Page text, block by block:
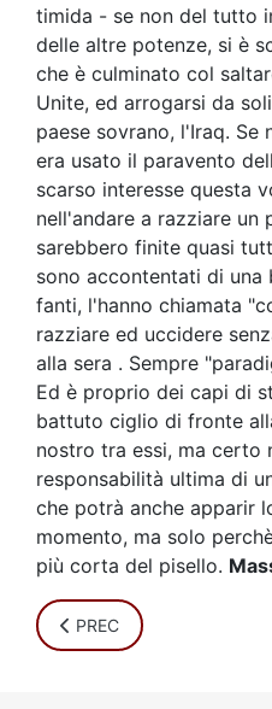
timida - se non del tutto
delle altre potenze, si è
che è culminato col
Unite, ed arrogarsi da
paese sovrano, l'Iraq. Se
era usato il paravento
scarso interesse questa
nell'andare a razziare un
sarebbero finite quasi
sono accontentati di una
fanti, l'hanno chiamata
razziare ed uccidere
alla sera . Sempre
Ed è proprio dei capi di
battuto ciglio di fronte
nostro tra essi, ma certo
responsabilità ultima di
che potrà anche apparir
momento, ma solo
più corta del pisello.
ARTICOLO
PREC